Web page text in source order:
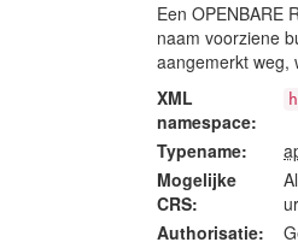
Een OPENBARE
naam voorziene
aangemerkt weg,
XML
namespace:
Typename:
Mogelijke
CRS:
Authorisatie: